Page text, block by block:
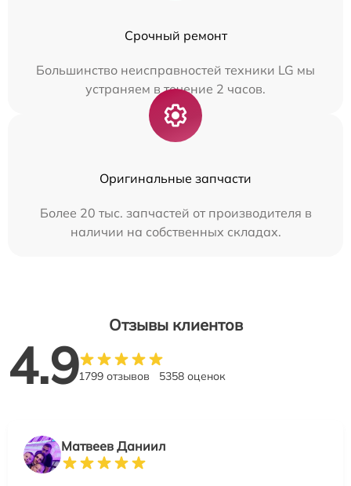
Срочный ремонт
Большинство неисправностей техники LG мы
устраняем в течение 2 часов.
Оригинальные запчасти
Более 20 тыс. запчастей от производителя в
наличии на собственных складах.
Отзывы клиентов
4.91799 отзывов 5358 оценок
Матвеев Даниил